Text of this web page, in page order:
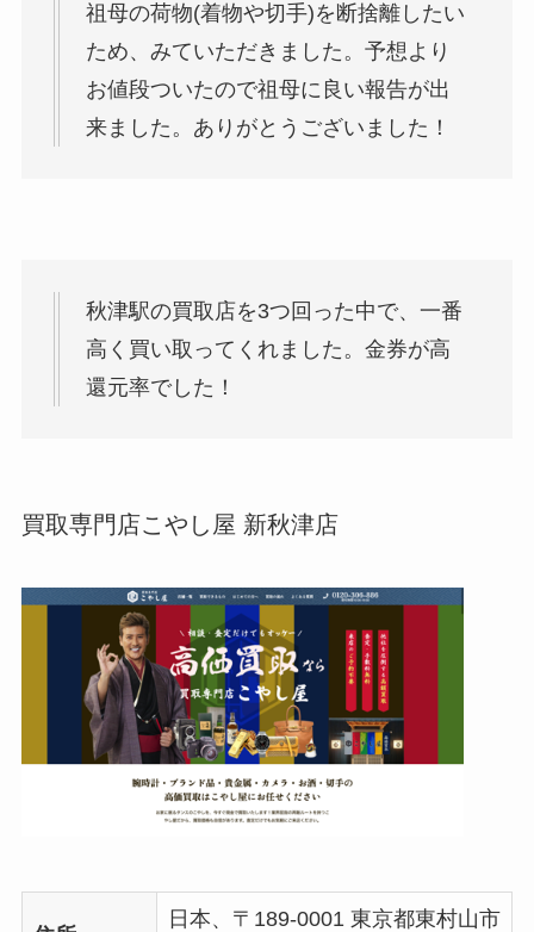
祖母の荷物(着物や切手)を断捨離したい
ため、みていただきました。予想より
お値段ついたので祖母に良い報告が出
来ました。ありがとうございました！
秋津駅の買取店を3つ回った中で、一番
高く買い取ってくれました。金券が高
還元率でした！
買取専門店こやし屋 新秋津店
日本、〒189-0001 東京都東村山市